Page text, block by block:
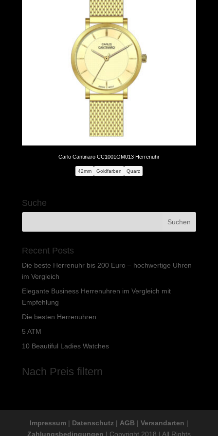
Carlo Cantinaro CC1001GM013 Herrenuhr
42mm Goldfarben Quarz
Suche
Recent Posts
Die beste Herrenuhr bis 200 Euro – hochwertige Uhren
im Vergleich
Elegante Business Herrenuhren im Vergleich mit
Empfehlung
Die besten Herrenuhren
5 ATM
10 Beautiful Ladies Watches
Nach Preis filtern
Impressum| Datenschutz | AGB| Versandarten |
Zahlungsbedingungen | Copyright 2018 | All Rights